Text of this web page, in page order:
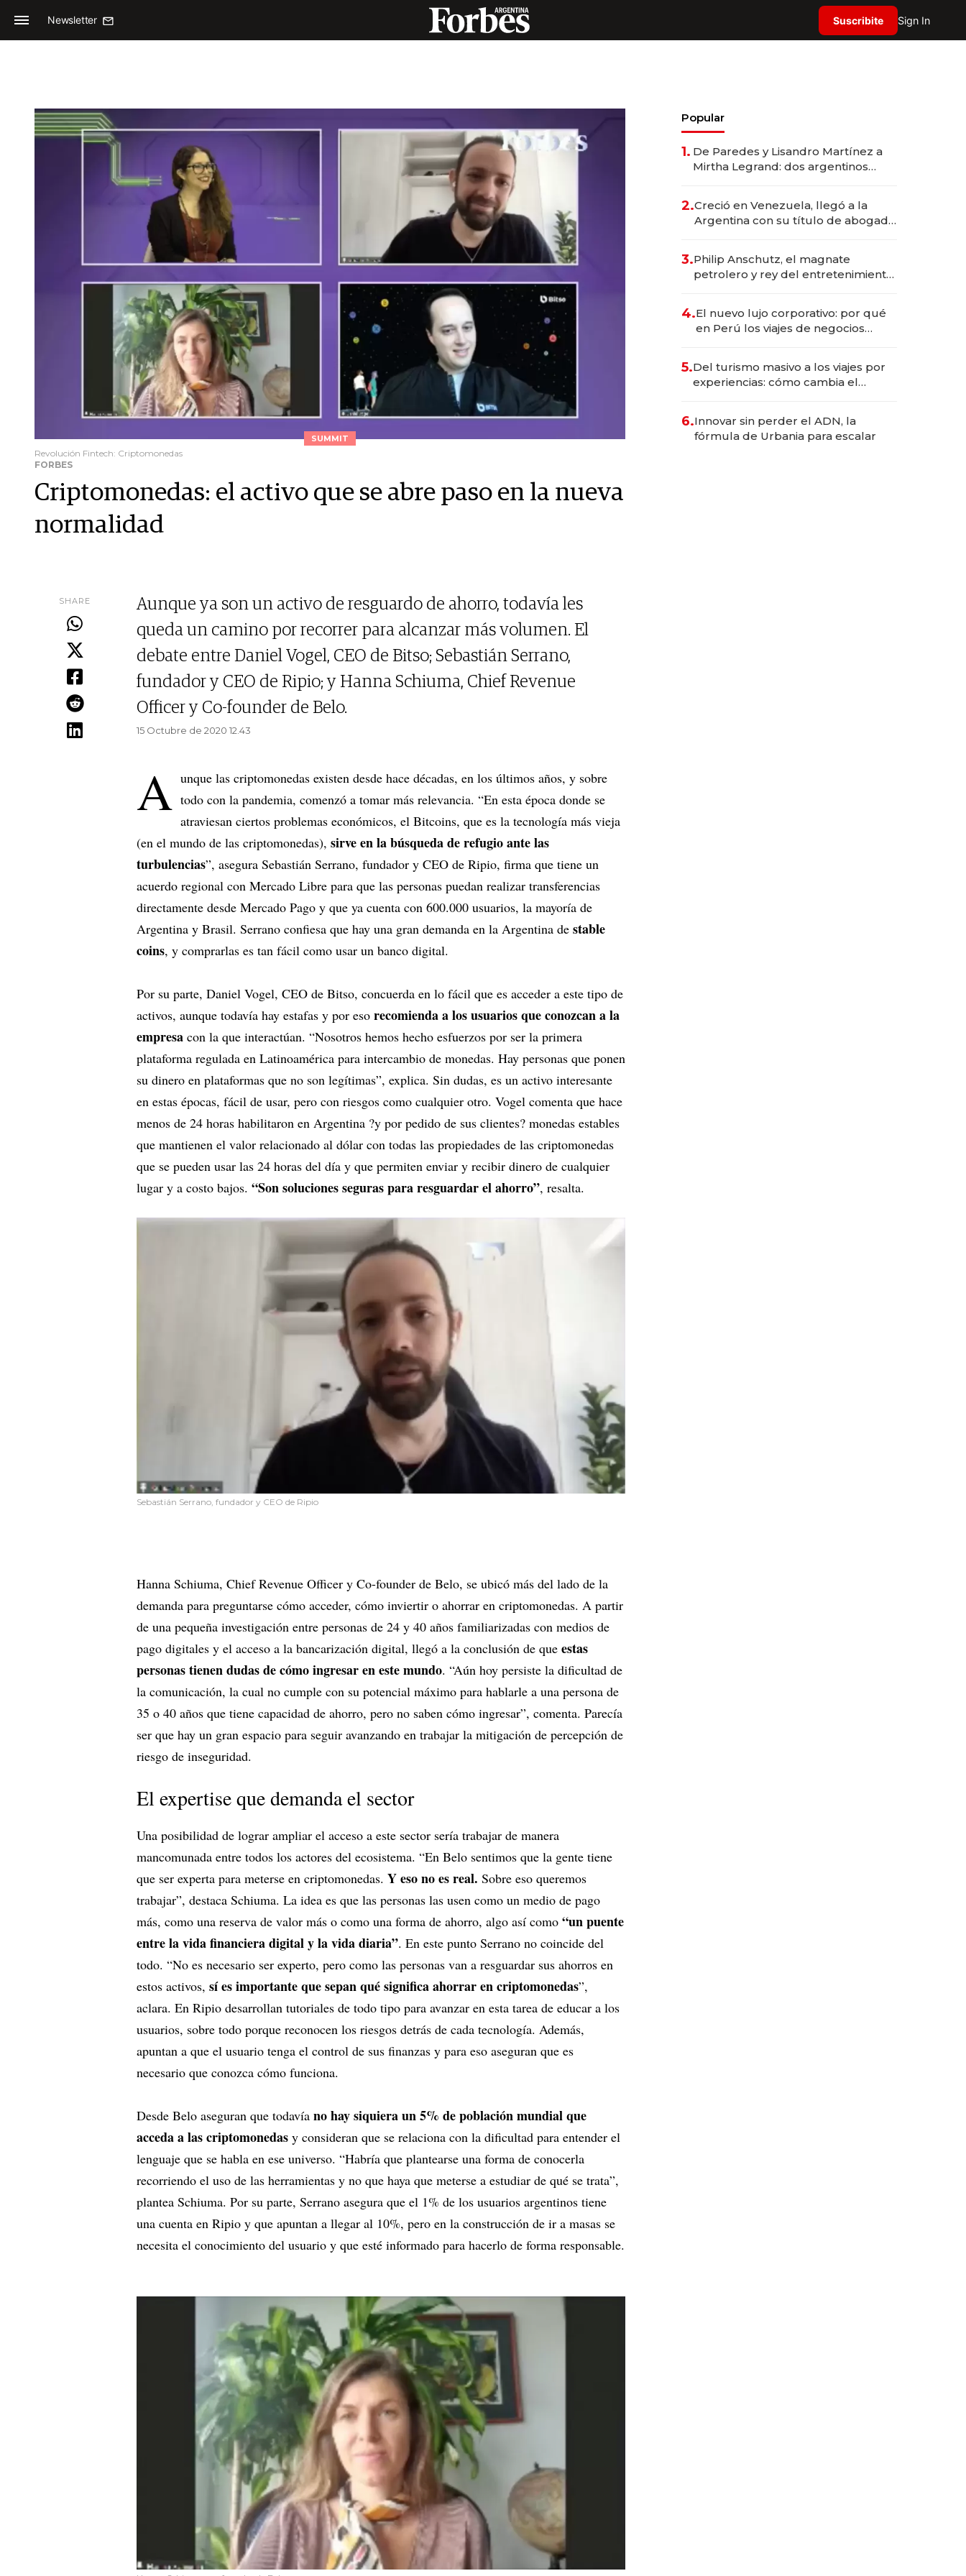
Newsletter Suscribite Sign In
SUMMIT
Revolución Fintech: Criptomonedas
FORBES
Criptomonedas: el activo que se abre paso en la nueva
normalidad
SHARE
Aunque ya son un activo de resguardo de ahorro, todavía les
queda un camino por recorrer para alcanzar más volumen. El
debate entre Daniel Vogel, CEO de Bitso; Sebastián Serrano,
fundador y CEO de Ripio; y Hanna Schiuma, Chief Revenue
Officer y Co-founder de Belo.
15 Octubre de 2020 12.43
A unque las criptomonedas existen desde hace décadas, en los últimos años, y sobre
todo con la pandemia, comenzó a tomar más relevancia. “En esta época donde se
atraviesan ciertos problemas económicos, el Bitcoins, que es la tecnología más vieja
(en el mundo de las criptomonedas), sirve en la búsqueda de refugio ante las
turbulencias”, asegura Sebastián Serrano, fundador y CEO de Ripio, firma que tiene un
acuerdo regional con Mercado Libre para que las personas puedan realizar transferencias
directamente desde Mercado Pago y que ya cuenta con 600.000 usuarios, la mayoría de
Argentina y Brasil. Serrano confiesa que hay una gran demanda en la Argentina de stable
coins, y comprarlas es tan fácil como usar un banco digital.
Por su parte, Daniel Vogel, CEO de Bitso, concuerda en lo fácil que es acceder a este tipo de
activos, aunque todavía hay estafas y por eso recomienda a los usuarios que conozcan a la
empresa con la que interactúan. “Nosotros hemos hecho esfuerzos por ser la primera
plataforma regulada en Latinoamérica para intercambio de monedas. Hay personas que ponen
su dinero en plataformas que no son legítimas”, explica. Sin dudas, es un activo interesante
en estas épocas, fácil de usar, pero con riesgos como cualquier otro. Vogel comenta que hace
menos de 24 horas habilitaron en Argentina ?y por pedido de sus clientes? monedas estables
que mantienen el valor relacionado al dólar con todas las propiedades de las criptomonedas
que se pueden usar las 24 horas del día y que permiten enviar y recibir dinero de cualquier
lugar y a costo bajos. “Son soluciones seguras para resguardar el ahorro”, resalta.
Sebastián Serrano, fundador y CEO de Ripio
Hanna Schiuma, Chief Revenue Officer y Co-founder de Belo, se ubicó más del lado de la
demanda para preguntarse cómo acceder, cómo inviertir o ahorrar en criptomonedas. A partir
de una pequeña investigación entre personas de 24 y 40 años familiarizadas con medios de
pago digitales y el acceso a la bancarización digital, llegó a la conclusión de que estas
personas tienen dudas de cómo ingresar en este mundo. “Aún hoy persiste la dificultad de
la comunicación, la cual no cumple con su potencial máximo para hablarle a una persona de
35 o 40 años que tiene capacidad de ahorro, pero no saben cómo ingresar”, comenta. Parecía
ser que hay un gran espacio para seguir avanzando en trabajar la mitigación de percepción de
riesgo de inseguridad.
El expertise que demanda el sector
Una posibilidad de lograr ampliar el acceso a este sector sería trabajar de manera
mancomunada entre todos los actores del ecosistema. “En Belo sentimos que la gente tiene
que ser experta para meterse en criptomonedas. Y eso no es real. Sobre eso queremos
trabajar”, destaca Schiuma. La idea es que las personas las usen como un medio de pago
más, como una reserva de valor más o como una forma de ahorro, algo así como “un puente
entre la vida financiera digital y la vida diaria”. En este punto Serrano no coincide del
todo. “No es necesario ser experto, pero como las personas van a resguardar sus ahorros en
estos activos, sí es importante que sepan qué significa ahorrar en criptomonedas”,
aclara. En Ripio desarrollan tutoriales de todo tipo para avanzar en esta tarea de educar a los
usuarios, sobre todo porque reconocen los riesgos detrás de cada tecnología. Además,
apuntan a que el usuario tenga el control de sus finanzas y para eso aseguran que es
necesario que conozca cómo funciona.
Desde Belo aseguran que todavía no hay siquiera un 5% de población mundial que
acceda a las criptomonedas y consideran que se relaciona con la dificultad para entender el
lenguaje que se habla en ese universo. “Habría que plantearse una forma de conocerla
recorriendo el uso de las herramientas y no que haya que meterse a estudiar de qué se trata”,
plantea Schiuma. Por su parte, Serrano asegura que el 1% de los usuarios argentinos tiene
una cuenta en Ripio y que apuntan a llegar al 10%, pero en la construcción de ir a masas se
necesita el conocimiento del usuario y que esté informado para hacerlo de forma responsable.
Popular
1. De Paredes y Lisandro Martínez a
Mirtha Legrand: dos argentinos
2.Creció en Venezuela, llegó a la
Argentina con su título de abogado
marcas "fast premium"
3.Philip Anschutz, el magnate
petrolero y rey del entretenimiento
4.El nuevo lujo corporativo: por qué
en Perú los viajes de negocios
transformadoras
5.Del turismo masivo a los viajes por
experiencias: cómo cambia el
6.Innovar sin perder el ADN, la
fórmula de Urbania para escalar